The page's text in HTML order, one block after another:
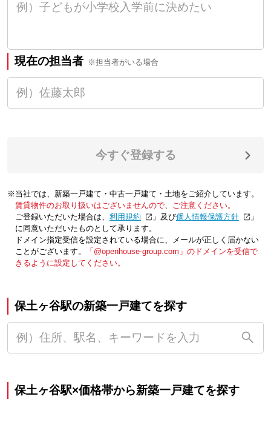
現在の担当者 ※担当者がいる場合
今すぐ登録する
※当社では、新築一戸建て・中古一戸建て・土地をご紹介しています。
賃貸物件のお取り扱いはございませんので、ご注意ください。
ご登録いただいた場合は、「利用規約 」及び「個人情報保護方針
」
に同意いただいたものとして承ります。
ドメイン指定受信を設定されている場合に、メールが正しく届かない
ことがございます。
「@openhouse-group.com」のドメインを受信で
きるように設定してください。
保土ヶ谷駅の新築一戸建てを探す
保土ヶ谷駅×価格帯から新築一戸建てを探す